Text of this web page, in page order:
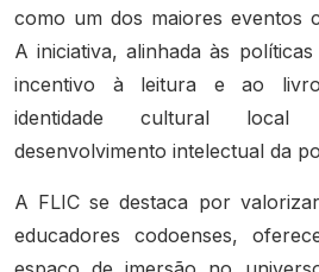
como um dos maiores eventos
A iniciativa, alinhada às
incentivo à leitura e ao
identidade cultural
desenvolvimento intelectual da
A FLIC se destaca por
educadores codoenses,